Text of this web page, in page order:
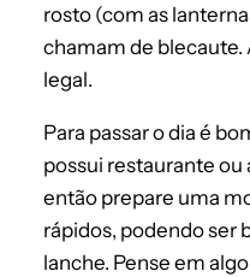
rosto (com as
chamam de
legal.
Para passar o dia é
possui restaurante ou
então prepare uma
rápidos, podendo ser
lanche. Pense em